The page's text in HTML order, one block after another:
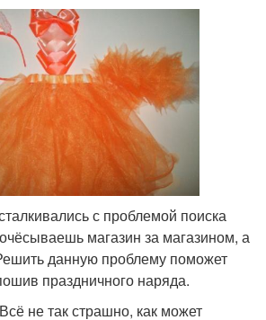
с проблемой поиска
магазин за магазином, а
данную проблему поможет
праздничного наряда.
не так страшно, как может